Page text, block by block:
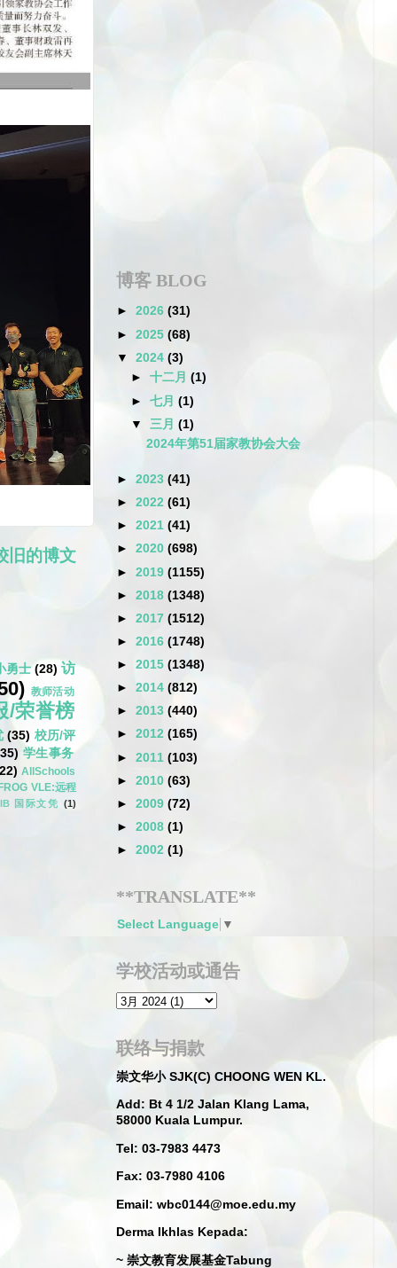
旧的博文
勇士 (28) 访
教师活动
/荣誉榜
(35) 校历/评
学生事务
AllSchools
VLE:远程
IB 国际文凭 (1)
博客 BLOG
► 2026 (31)
► 2025 (68)
▼ 2024 (3)
►十二月(1)
►七月(1)
▼ 三月(1)
2024年第51届家教协会大会
► 2023 (41)
► 2022 (61)
► 2021 (41)
► 2020 (698)
► 2019 (1155)
► 2018 (1348)
► 2017 (1512)
► 2016 (1748)
► 2015 (1348)
► 2014 (812)
► 2013 (440)
► 2012 (165)
► 2011 (103)
► 2010 (63)
► 2009 (72)
► 2008 (1)
► 2002 (1)
**TRANSLATE**
Select Language ▼
学校活动或通告
联络与捐款
崇文华小 SJK(C) CHOONG WEN KL.
Add: Bt 4 1/2 Jalan Klang Lama,
58000 Kuala Lumpur.
Tel: 03-7983 4473
Fax: 03-7980 4106
Email: wbc0144@moe.edu.my
Derma Ikhlas Kepada:
~ 崇文教育发展基金Tabung